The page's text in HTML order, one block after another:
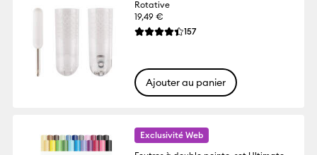
Rotative
19,49 €
La note moyenne de ce produit est 4.4
157Reviews
Ajouter au panier
Exclusivité Web